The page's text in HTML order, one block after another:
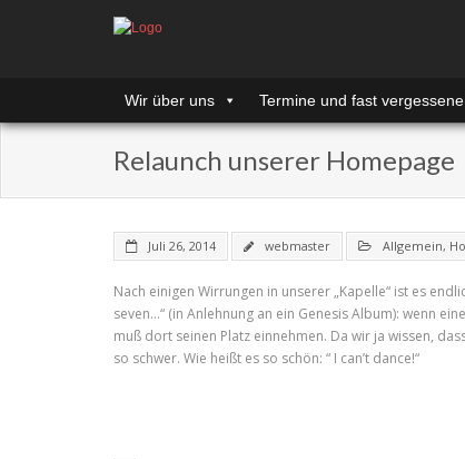
Wir über uns Termine und fast
Relaunch unserer Homepage
Juli 26, 2014 webmaster Allgemein,
Nach einigen Wirrungen in unserer „Kapelle“ ist es
seven…“ (in Anlehnung an ein Genesis Album): wenn
muß dort seinen Platz einnehmen. Da wir ja wissen,
so schwer. Wie heißt es so schön: “ I can’t dance!“